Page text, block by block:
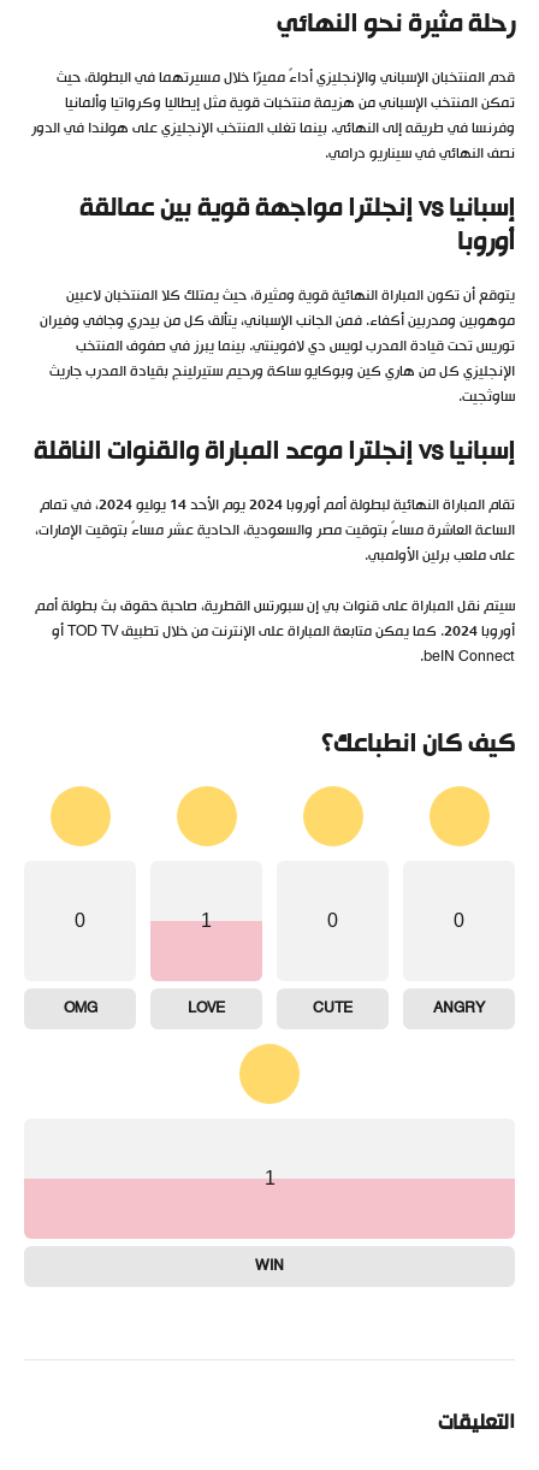
رحلة مثيرة نحو النهائي
قدم المنتخبان الإسباني والإنجليزي أداءً مميزًا خلال مسيرتهما في البطولة، حيث
تمكن المنتخب الإسباني من هزيمة منتخبات قوية مثل إيطاليا وكرواتيا وألمانيا
وفرنسا في طريقه إلى النهائي. بينما تغلب المنتخب الإنجليزي على هولندا في الدور
نصف النهائي في سيناريو درامي.
إسبانيا vs إنجلترا مواجهة قوية بين عمالقة
أوروبا
يتوقع أن تكون المباراة النهائية قوية ومثيرة، حيث يمتلك كلا المنتخبان لاعبين
موهوبين ومدربين أكفاء. فمن الجانب الإسباني، يتألق كل من بيدري وجافي وفيران
توريس تحت قيادة المدرب لويس دي لافوينتي. بينما يبرز في صفوف المنتخب
الإنجليزي كل من هاري كين وبوكايو ساكة ورحيم ستيرلينج بقيادة المدرب جاريث
ساوثجيت.
إسبانيا vs إنجلترا موعد المباراة والقنوات الناقلة
تقام المباراة النهائية لبطولة أمم أوروبا 2024 يوم الأحد 14 يوليو 2024، في تمام
الساعة العاشرة مساءً بتوقيت مصر والسعودية، الحادية عشر مساءً بتوقيت الإمارات،
على ملعب برلين الأولمبي.
سيتم نقل المباراة على قنوات بي إن سبورتس القطرية، صاحبة حقوق بث بطولة أمم
أوروبا 2024. كما يمكن متابعة المباراة على الإنترنت من خلال تطبيق TOD TV أو
beIN Connect.
كيف كان انطباعك؟
0
ANGRY
0
CUTE
1
LOVE
0
OMG
1
WIN
التعليقات